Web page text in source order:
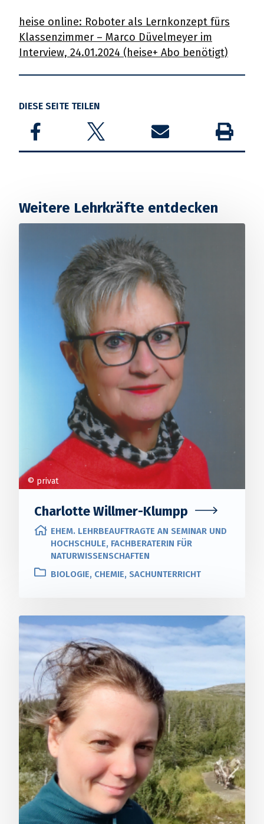
heise online: Roboter als Lernkonzept fürs
Klassenzimmer – Marco Düvelmeyer im
Interview, 24.01.2024 (heise+ Abo benötigt)
DIESE SEITE TEILEN
Share on FacebookShare on TwitterShare by email Drucken
Weitere Lehrkräfte entdecken
© privat
Charlotte Willmer-Klumpp
EHEM. LEHRBEAUFTRAGTE AN SEMINAR UND
HOCHSCHULE, FACHBERATERIN FÜR
NATURWISSENSCHAFTEN
BIOLOGIE, CHEMIE, SACHUNTERRICHT